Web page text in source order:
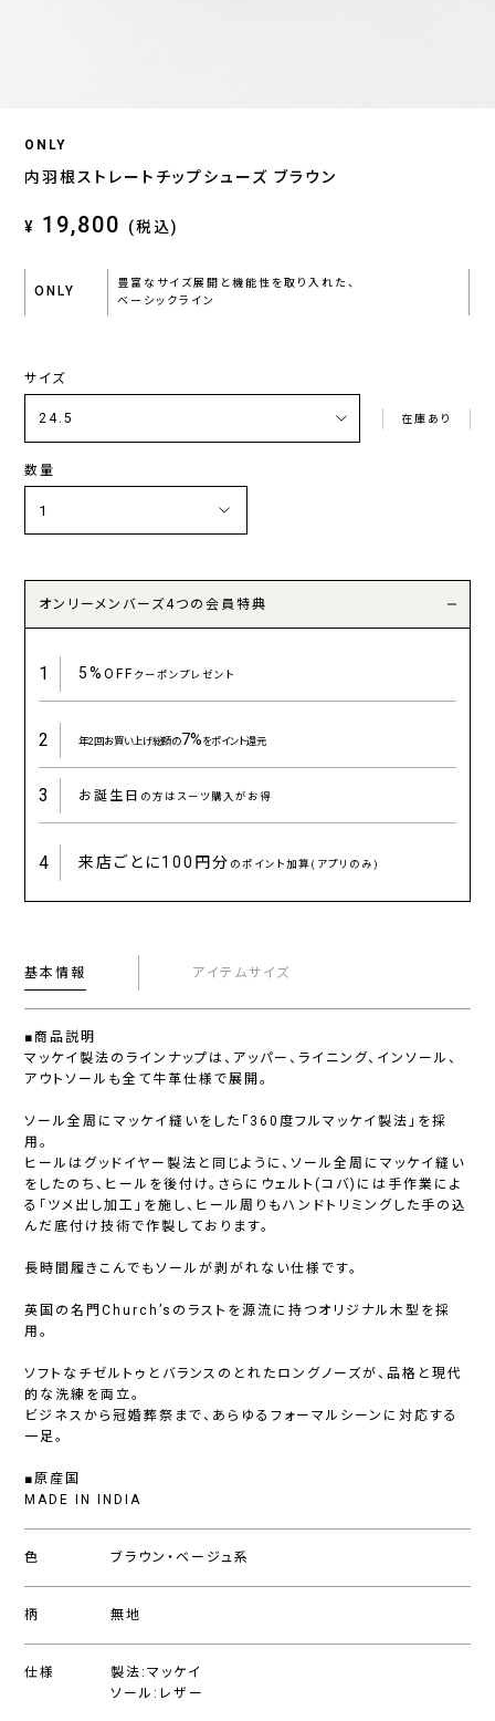
ONLY
内羽根ストレートチップシューズ ブラウン
¥ 19,800 (税込)
ONLY
豊富なサイズ展開と機能性を取り入れた、
ベーシックライン
サイズ
在庫あり
数量
オンリーメンバーズ4つの会員特典
1 5%OFFクーポンプレゼント
2 年2回お買い上げ総額の7%をポイント還元
3 お誕生日 の方はスーツ購入がお得
4 来店ごとに100円分 のポイント加算(アプリのみ)
基本情報 アイテムサイズ
■商品説明
マッケイ製法のラインナップは、アッパー、ライニング、インソール、
アウトソールも全て牛革仕様で展開。
ソール全周にマッケイ縫いをした「360度フルマッケイ製法」を採
用。
ヒールはグッドイヤー製法と同じように、ソール全周にマッケイ縫い
をしたのち、ヒールを後付け。さらにウェルト(コバ)には手作業によ
る「ツメ出し加工」を施し、ヒール周りもハンドトリミングした手の込
んだ底付け技術で作製しております。
長時間履きこんでもソールが剥がれない仕様です。
英国の名門Church’sのラストを源流に持つオリジナル木型を採
用。
ソフトなチゼルトゥとバランスのとれたロングノーズが、品格と現代
的な洗練を両立。
ビジネスから冠婚葬祭まで、あらゆるフォーマルシーンに対応する
一足。
■原産国
MADE IN INDIA
色 ブラウン・ベージュ系
柄 無地
仕様
製法:マッケイ
ソール:レザー